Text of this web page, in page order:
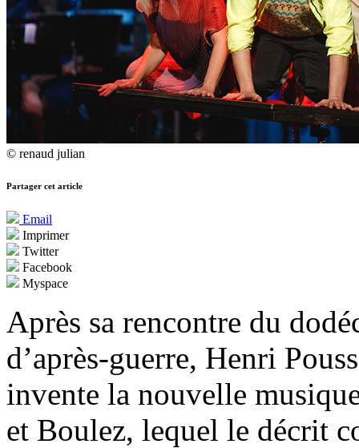
© renaud julian
Partager cet article
Email
Imprimer
Twitter
Facebook
Myspace
Après sa rencontre du
d’après-guerre, Henri
invente la nouvelle
et Boulez, lequel le décrit